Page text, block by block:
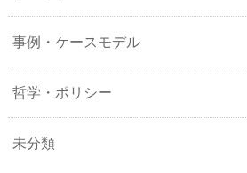
事例・ケースモデル
哲学・ポリシー
未分類